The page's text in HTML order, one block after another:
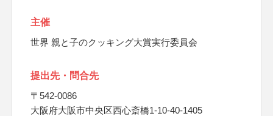
主催
世界 親と子のクッキング大賞実行委員会
提出先・問合先
〒542-0086
大阪府大阪市中央区西心斎橋1-10-40-1405